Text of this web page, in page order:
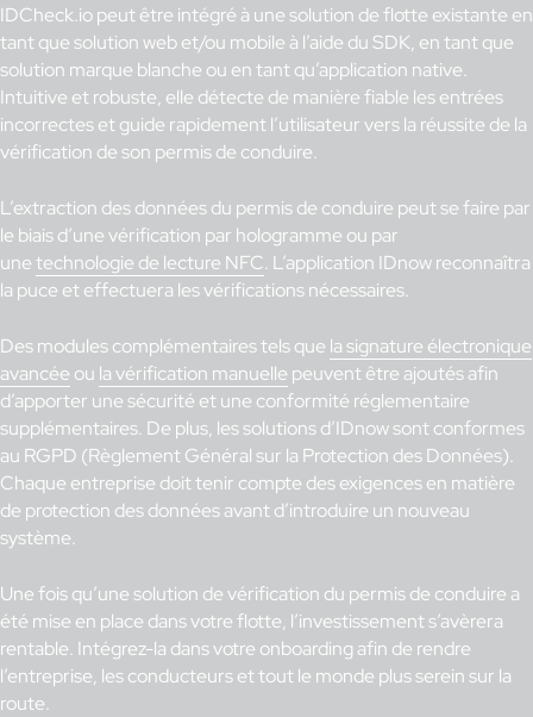
IDCheck.io peut être intégré à une solution de flotte existante en
tant que solution web et/ou mobile à l’aide du SDK, en tant que
solution marque blanche ou en tant qu’application native.
Intuitive et robuste, elle détecte de manière fiable les entrées
incorrectes et guide rapidement l’utilisateur vers la réussite de la
vérification de son permis de conduire.
L’extraction des données du permis de conduire peut se faire par
le biais d’une vérification par hologramme ou par
unetechnologie de lecture NFC. L’application IDnow reconnaîtra
la puce et effectuera les vérifications nécessaires.
Des modules complémentaires tels que la signature électronique
avancée ou la vérification manuelle peuvent être ajoutés afin
d’apporter une sécurité et une conformité réglementaire
supplémentaires. De plus, les solutions d’IDnow sont conformes
au RGPD (Règlement Général sur la Protection des Données).
Chaque entreprise doit tenir compte des exigences en matière
de protection des données avant d’introduire un nouveau
système.
Une fois qu’une solution de vérification du permis de conduire a
été mise en place dans votre flotte, l’investissement s’avèrera
rentable. Intégrez-la dans votre onboarding afin de rendre
l’entreprise, les conducteurs et tout le monde plus serein sur la
route.